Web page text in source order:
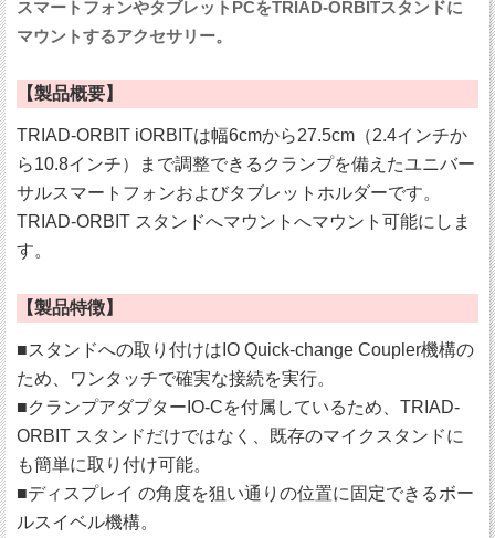
スマートフォンやタブレットPCをTRIAD-ORBITスタンドに
マウントするアクセサリー。
【製品概要】
TRIAD-ORBIT iORBITは幅6cmから27.5cm（2.4インチか
ら10.8インチ）まで調整できるクランプを備えたユニバー
サルスマートフォンおよびタブレットホルダーです。
TRIAD-ORBIT スタンドへマウントへマウント可能にしま
す。
【製品特徴】
■スタンドへの取り付けはIO Quick-change Coupler機構の
ため、ワンタッチで確実な接続を実行。
■クランプアダプターIO-Cを付属しているため、TRIAD-
ORBIT スタンドだけではなく、既存のマイクスタンドに
も簡単に取り付け可能。
■ディスプレイ の角度を狙い通りの位置に固定できるボー
ルスイベル機構。